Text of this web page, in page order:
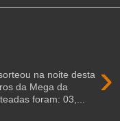
›
na noite desta
da Mega da
foram: 03,...